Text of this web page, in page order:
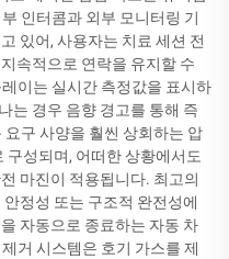
인터콤과 외부 모니터링 기
있어, 사용자는 치료 세션 전
속적으로 연락을 유지할 수
이는 실시간 측정값을 표시하
는 경우 음향 경고를 통해 즉
구 사양을 훨씬 상회하는 압
구성되며, 어떠한 상황에서도
마진이 적용됩니다. 최고의
정성 또는 구조적 완전성에
자동으로 종료하는 자동 차
거 시스템은 호기 가스를 제